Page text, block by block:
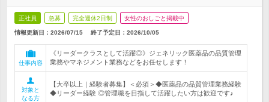
正社員 急募 完全週休2日制 女性のおしごと掲載中
情報更新日：2026/07/15 終了予定日： 2026/10/05
仕事内容
《リーダークラスとして活躍◎》ジェネリック医薬品の品質管理
業務やマネジメント業務などをお任せします！
対象と
なる方
【大卒以上｜経験者募集】＜必須＞◆医薬品の品質管理業務経験
◆リーダー経験 ◎管理職を目指して活躍したい方は歓迎です♪